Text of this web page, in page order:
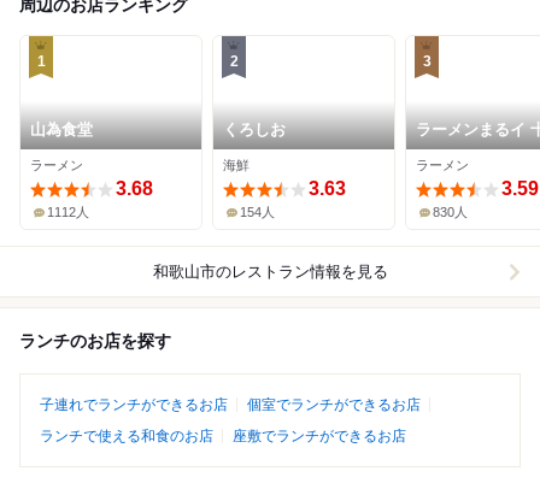
周辺のお店ランキング
1
山為食堂
ラーメン
3.68
1112人
2
くろしお
海鮮
3.63
154人
3
ラーメンまるイ
番丁店
ラーメン
3.59
830人
和歌山市のレストラン情報を見る
ランチのお店を探す
子連れでランチができるお店
個室でランチができるお店
ランチで使える和食のお店
座敷でランチができるお店